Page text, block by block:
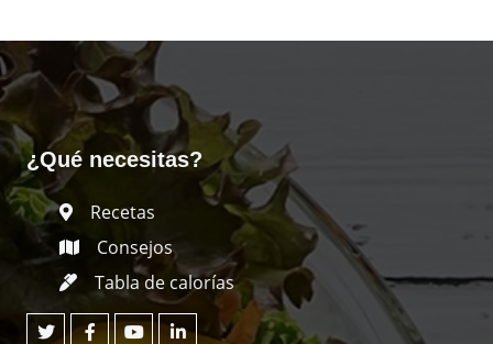
¿Qué necesitas?
Recetas
Consejos
Tabla de calorías